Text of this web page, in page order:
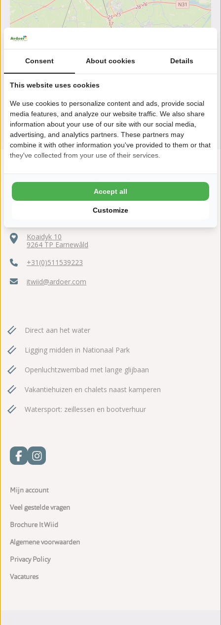
Koaidyk 10
9264 TP Earnewâld
+31(0)511539223
itwiid@ardoer.com
Direct aan het water
Ligging midden in Nationaal Park
Openluchtzwembad met lange glijbaan
Vakantiehuizen en chalets naast kamperen
Watersport: zeillessen en bootverhuur
Mijn account
Veel gestelde vragen
Brochure It Wiid
Algemene voorwaarden
Privacy Policy
Vacatures
Consent About cookies Details
This website uses cookies
We use cookies to personalize content and ads, provide social
media features, and analyze our website traffic. We also share
information about your use of our site with our social media,
advertising, and analytics partners. These partners may
combine it with other information you've provided to them or that
they've collected from your use of their services.
Customize
Accept all